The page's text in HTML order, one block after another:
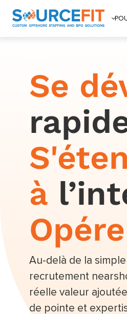
Se
à
Au-delà de la
recrutement
réelle valeur
de pointe et